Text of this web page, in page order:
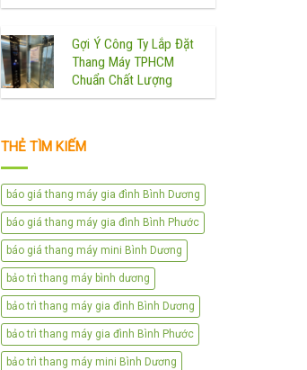
Gợi Ý Công Ty Lắp Đặt
Thang Máy TPHCM
Chuẩn Chất Lượng
THẺ TÌM KIẾM
báo giá thang máy gia đình Bình Dương
báo giá thang máy gia đình Bình Phước
báo giá thang máy mini Bình Dương
bảo trì thang máy bình dương
bảo trì thang máy gia đình Bình Dương
bảo trì thang máy gia đình Bình Phước
bảo trì thang máy mini Bình Dương